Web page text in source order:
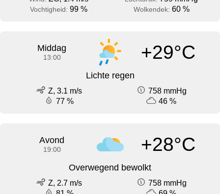
Vochtigheid: 99 % Wolkendek: 60 %
Middag
13:00 +29°C
Lichte regen
Z, 3.1 m/s
758 mmHg
77 %
46 %
Avond
19:00 +28°C
Overwegend bewolkt
Z, 2.7 m/s
758 mmHg